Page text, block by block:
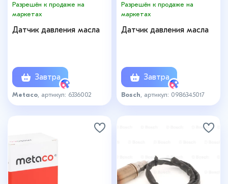
Разрешён к продаже на
маркетах
Датчик давления масла
Завтра
Metaco , артикул: 6336002
Разрешён к продаже на
маркетах
Датчик давления масла
Завтра
Bosch , артикул: 0986345017